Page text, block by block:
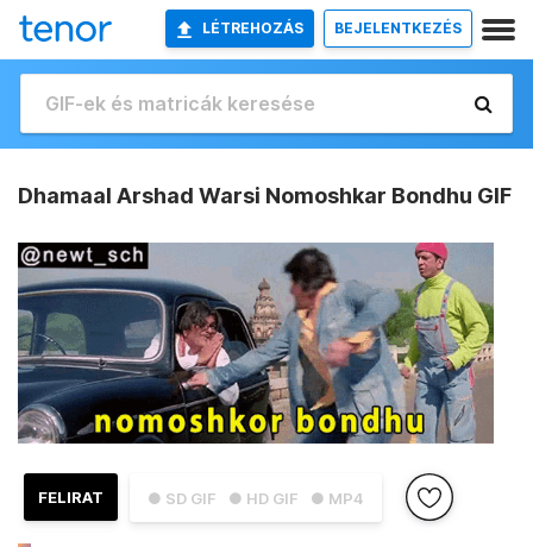
LÉTREHOZÁS BEJELENTKEZÉS
Dhamaal Arshad Warsi Nomoshkar Bondhu GIF
● SD GIF ● HD GIF ● MP4
FELIRAT